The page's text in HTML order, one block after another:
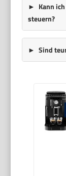
Kann
steuern?
Sind